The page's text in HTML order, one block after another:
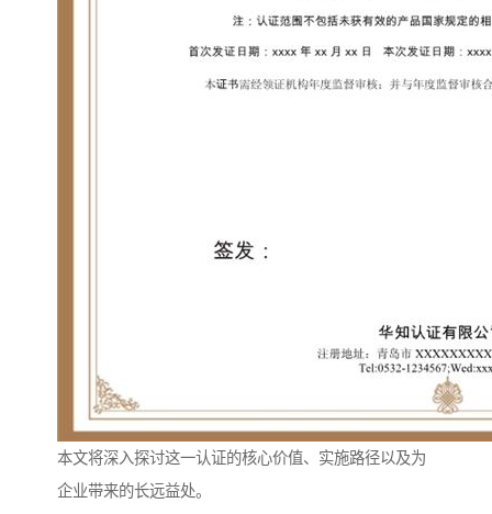
本文将深入探讨这一认证的核心价值、实施路径以及为
企业带来的长远益处。